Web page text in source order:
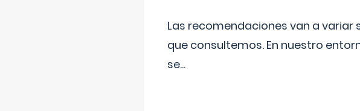
Las recomendaciones van a
que consultemos. En nuestro
se...